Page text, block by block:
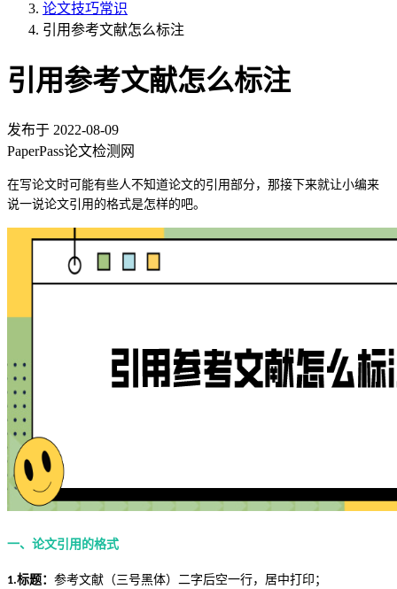
论文技巧常识
引用参考文献怎么标注
引用参考文献怎么标注
发布于 2022-08-09
PaperPass论文检测网
在写论文时可能有些人不知道论文的引用部分，那接下来就让小编来
说一说论文引用的格式是怎样的吧。
一、论文引用的格式
1.标题： 参考文献（三号黑体）二字后空一行，居中打印；